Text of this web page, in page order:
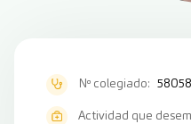
Nº colegiado: 58058
Actividad que